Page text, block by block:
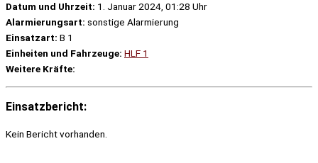
Datum und Uhrzeit: 1. Januar 2024, 01:28 Uhr
Alarmierungsart: sonstige Alarmierung
Einsatzart: B 1
Einheiten und Fahrzeuge: HLF 1
Weitere Kräfte:
Einsatzbericht:
Kein Bericht vorhanden.